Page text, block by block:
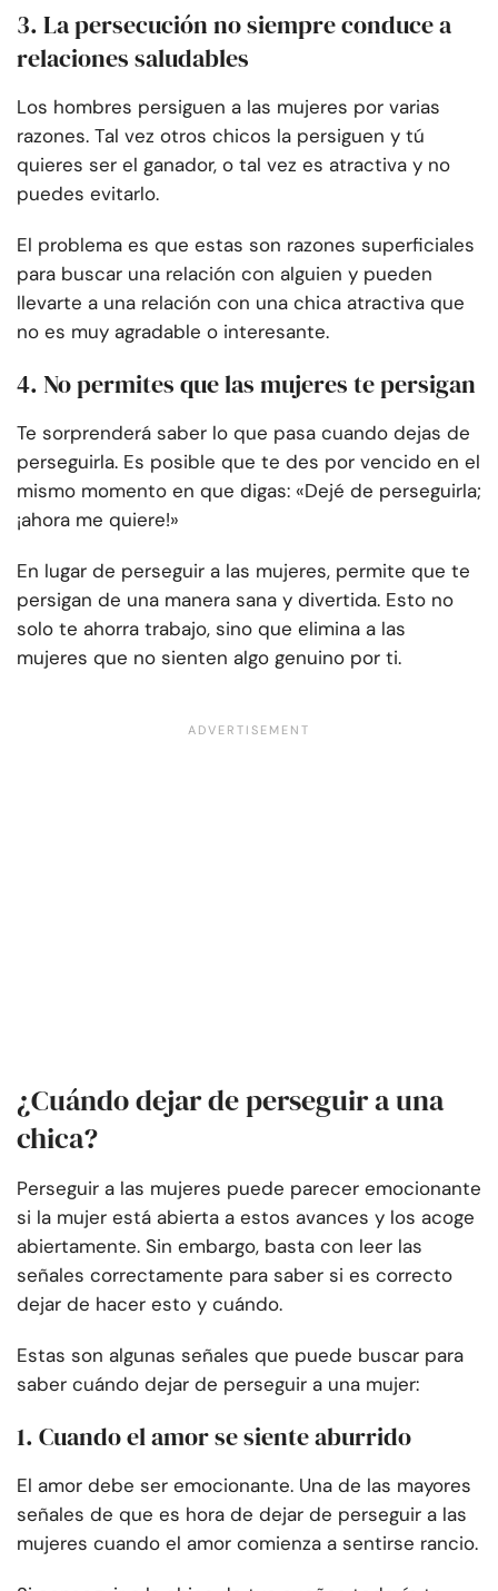
3. La persecución no siempre conduce a
relaciones saludables
Los hombres persiguen a las mujeres por varias
razones. Tal vez otros chicos la persiguen y tú
quieres ser el ganador, o tal vez es atractiva y no
puedes evitarlo.
El problema es que estas son razones superficiales
para buscar una relación con alguien y pueden
llevarte a una relación con una chica atractiva que
no es muy agradable o interesante.
4. No permites que las mujeres te persigan
Te sorprenderá saber lo que pasa cuando dejas de
perseguirla. Es posible que te des por vencido en el
mismo momento en que digas: «Dejé de perseguirla;
¡ahora me quiere!»
En lugar de perseguir a las mujeres, permite que te
persigan de una manera sana y divertida. Esto no
solo te ahorra trabajo, sino que elimina a las
mujeres que no sienten algo genuino por ti.
¿Cuándo dejar de perseguir a una
chica?
Perseguir a las mujeres puede parecer emocionante
si la mujer está abierta a estos avances y los acoge
abiertamente. Sin embargo, basta con leer las
señales correctamente para saber si es correcto
dejar de hacer esto y cuándo.
Estas son algunas señales que puede buscar para
saber cuándo dejar de perseguir a una mujer:
1. Cuando el amor se siente aburrido
El amor debe ser emocionante. Una de las mayores
señales de que es hora de dejar de perseguir a las
mujeres cuando el amor comienza a sentirse rancio.